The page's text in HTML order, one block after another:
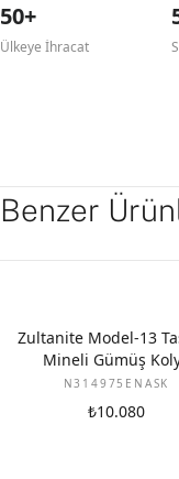
50+
Ülkeye İhracat
Benzer
Zultanite Model-13
Mineli Gümüş
N314975ENASK
₺10.080